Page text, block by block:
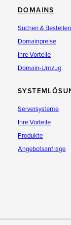
DOMAINS
Suchen & Bestellen
Domainpreise
Ihre Vorteile
Domain-Umzug
Serversysteme
Ihre Vorteile
Produkte
Angebotsanfrage